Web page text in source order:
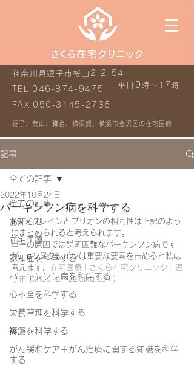
平日9時～17時
神奈川県逗子市桜山2-2-54
TEL 046-874-9475
FAX 050-3145-2736
逗子、葉山、鎌倉、横須賀、横浜市金沢区の在宅医療
記事
全ての記事
お知らせ
在宅医療
認知症を科学する
パーキンソン病を科学する
心不全を科学する
栄養管理を科学する
褥瘡を科学する
がん緩和ケア＋がん治療に関する知識を科学
する
全ての記事
パーキンソン病を科学する
2022年10月24日
αシヌクレインとプリオンの相同性は上記のよう
にまとめられると考えられます。
単一の原因では説明困難なパーキンソン病です
が、αシヌクレインは重要な要素を占めると私は
考えます。 在宅医療 | さくら在宅クリニック | 逗
子市 (shounan-zaitaku.com)